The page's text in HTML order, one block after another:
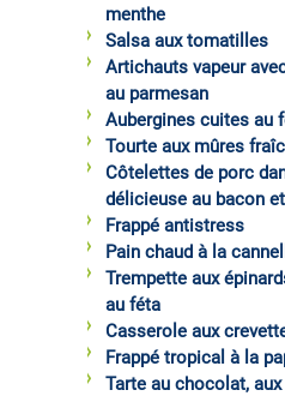
menthe
Salsa aux tomatilles
Artichauts vapeur
au parmesan
Aubergines cuites au
Tourte aux mûres
Côtelettes de porc
délicieuse au bacon
Frappé antistress
Pain chaud à la
Trempette aux
au féta
Casserole aux
Frappé tropical à la
Tarte au chocolat,